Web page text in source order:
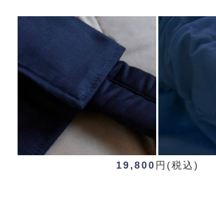
19,800円(税込)